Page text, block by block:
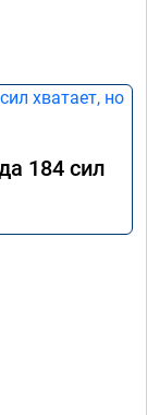
184 сил